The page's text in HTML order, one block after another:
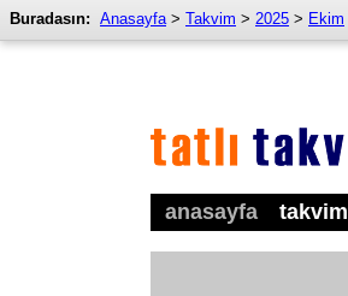
anasayfa takvim
Buradasın: Anasayfa> Takvim > 2025 > Ekim